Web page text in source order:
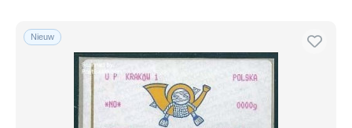
Nieuw